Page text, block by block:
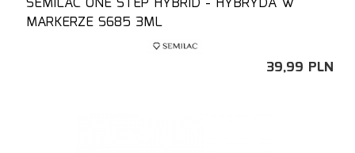
MARKERZE S685 3ML
39,99 PLN